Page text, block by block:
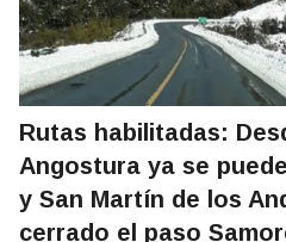
Rutas habilitadas:
Angostura ya se
y San Martín de los
cerrado el paso